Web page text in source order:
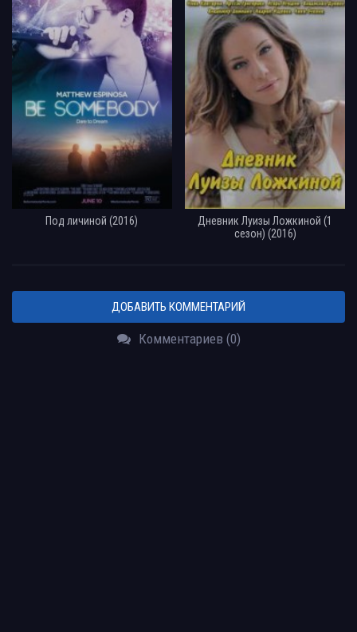
Под личиной (2016)
Дневник Луизы Ложкиной (1
сезон) (2016)
ДОБАВИТЬ КОММЕНТАРИЙ
Комментариев (0)